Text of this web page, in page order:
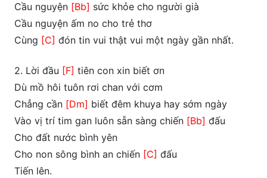
Cầu nguyện [Bb] sức khỏe cho người già
Cầu nguyện ấm no cho trẻ thơ
Cùng [C] đón tin vui thật vui một ngày gần nhất.
2. Lời đầu [F] tiên con xin biết ơn
Dù mồ hôi tuôn rơi chan với cơm
Chẳng cần [Dm] biết đêm khuya hay sớm ngày
Vào vị trí tim gan luôn sẵn sàng chiến [Bb] đấu
Cho đất nước bình yên
Cho non sông bình an chiến [C] đấu
Tiến lên.